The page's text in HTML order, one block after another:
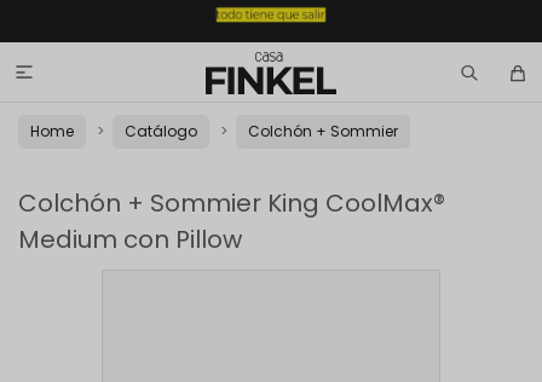

Home Catálogo Colchón + Sommier
Colchón + Sommier King CoolMax®
Medium con Pillow